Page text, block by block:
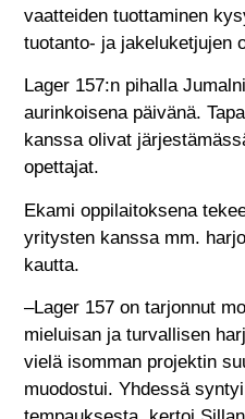
vaatteiden tuottaminen
tuotanto- ja jakeluketjujen
Lager 157:n pihalla
aurinkoisena päivänä.
kanssa olivat
opettajat.
Ekami oppilaitoksena
yritysten kanssa mm.
kautta.
–Lager 157 on tarjonnut
mieluisan ja turvallisen
vielä isomman projektin
muodostui. Yhdessä